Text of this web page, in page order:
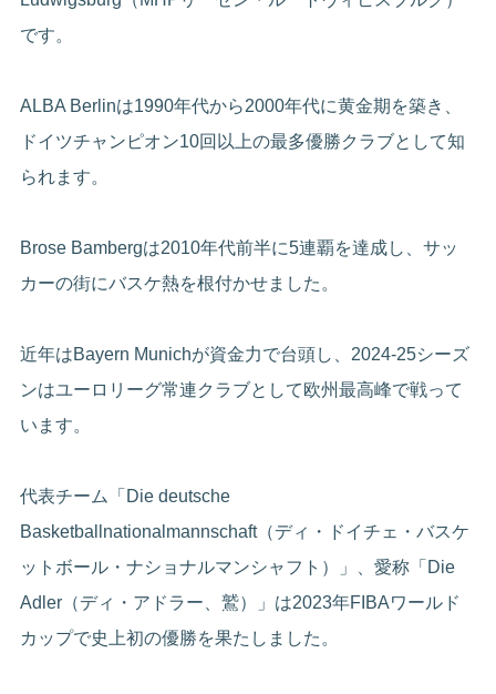
です。
ALBA Berlinは1990年代から2000年代に黄金期を築き、
ドイツチャンピオン10回以上の最多優勝クラブとして知
られます。
Brose Bambergは2010年代前半に5連覇を達成し、サッ
カーの街にバスケ熱を根付かせました。
近年はBayern Munichが資金力で台頭し、2024-25シーズ
ンはユーロリーグ常連クラブとして欧州最高峰で戦って
います。
代表チーム「Die deutsche
Basketballnationalmannschaft（ディ・ドイチェ・バスケ
ットボール・ナショナルマンシャフト）」、愛称「Die
Adler（ディ・アドラー、鷲）」は2023年FIBAワールド
カップで史上初の優勝を果たしました。